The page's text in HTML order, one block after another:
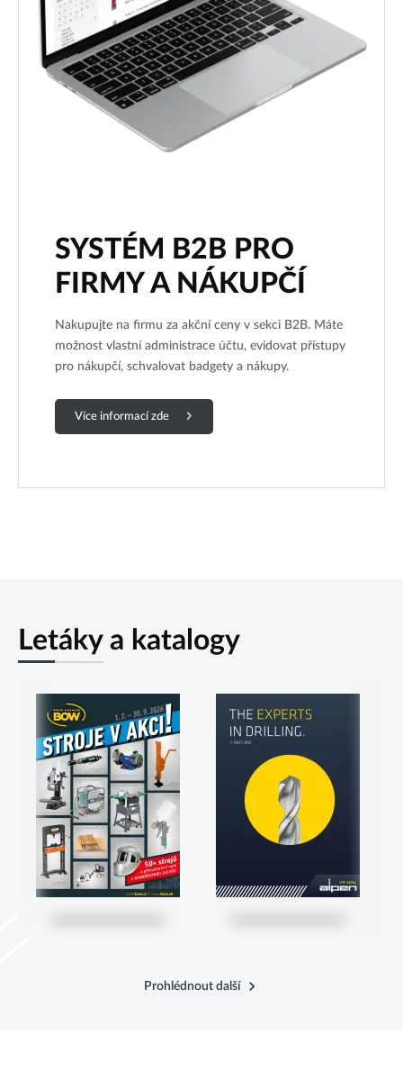
SYSTÉM B2B PRO
FIRMY A NÁKUPČÍ
Nakupujte na firmu za akční ceny v sekci B2B. Máte
možnost vlastní administrace účtu, evidovat přístupy
pro nákupčí, schvalovat badgety a nákupy.
Více informací zde
Letáky a katalogy
Prohlédnout další